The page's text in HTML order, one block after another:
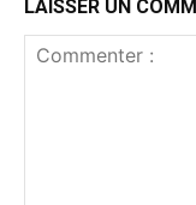
LAISSER UN